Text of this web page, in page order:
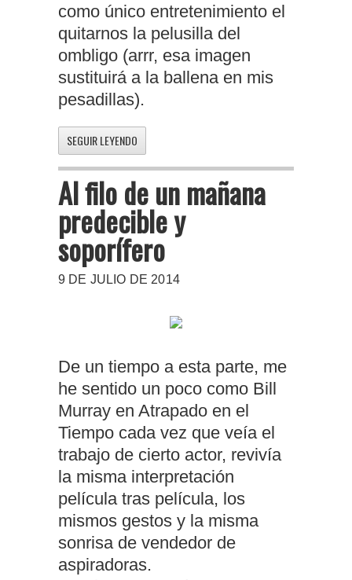
como único entretenimiento el
quitarnos la pelusilla del
ombligo (arrr, esa imagen
sustituirá a la ballena en mis
pesadillas).
SEGUIR LEYENDO
Al filo de un mañana
predecible y
soporífero
9 DE JULIO DE 2014
De un tiempo a esta parte, me
he sentido un poco como Bill
Murray en Atrapado en el
Tiempo cada vez que veía el
trabajo de cierto actor, revivía
la misma interpretación
película tras película, los
mismos gestos y la misma
sonrisa de vendedor de
aspiradoras.